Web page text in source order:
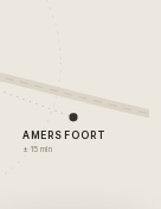
AMERSFOORT
± 15 min